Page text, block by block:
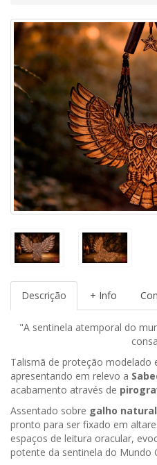
Descrição + Info
"A sentinela atemporal do
Talismã de proteção modelado
apresentando em relevo a
acabamento através de
Assentado sobre galho natural
pronto para ser fixado em
espaços de leitura oracular,
potente da sentinela do Mundo